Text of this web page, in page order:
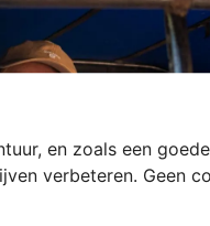
en zoals een
verbeteren. Geen